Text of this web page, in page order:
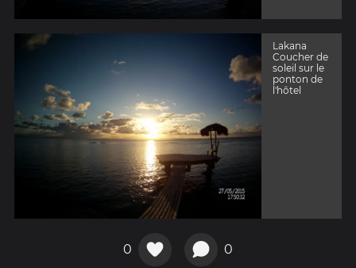
Lakana
Coucher de
soleil sur le
ponton de
l'hôtel
0 0